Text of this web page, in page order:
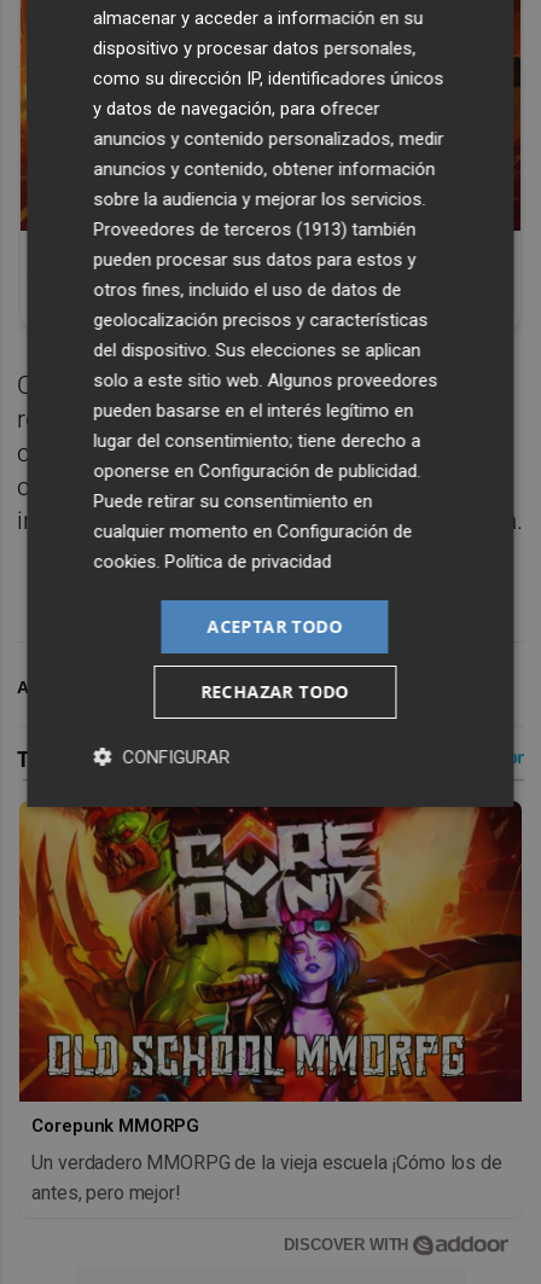
Corepunk MMORPG
Un verdadero MMORPG de la vieja escuela
¡Cómo los de antes, pero mejor!
Con este homenaje, el museo quiere
reconocer tanto la relevancia de su legado
creativo y pedagógico como su decisiva
contribución a la proyección nacional e
internacional de la cerámica contemporánea.
ARCHIVADO EN CERÁMICA
Corepunk MMORPG
Un verdadero MMORPG de la vieja escuela ¡Cómo los de
antes, pero mejor!
DISCOVER WITH
almacenar y acceder a información en su
dispositivo y procesar datos personales,
como su dirección IP, identificadores únicos
y datos de navegación, para ofrecer
anuncios y contenido personalizados, medir
anuncios y contenido, obtener información
sobre la audiencia y mejorar los servicios.
Proveedores de terceros (1913) también
pueden procesar sus datos para estos y
otros fines, incluido el uso de datos de
geolocalización precisos y características
del dispositivo. Sus elecciones se aplican
solo a este sitio web. Algunos proveedores
pueden basarse en el interés legítimo en
lugar del consentimiento; tiene derecho a
oponerse enConfiguración de publicidad.
Puede retirar su consentimiento en
cualquier momento enConfiguración de
cookies.Política de privacidad
ACEPTAR TODO
RECHAZAR TODO
CONFIGURAR